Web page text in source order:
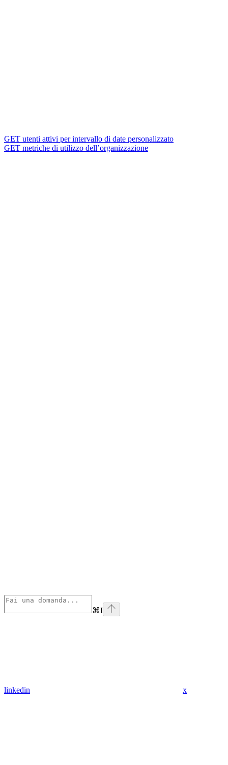
GET utenti attivi per intervallo di date personalizzato
GET metriche di utilizzo dell’organizzazione
⌘I
linkedin x